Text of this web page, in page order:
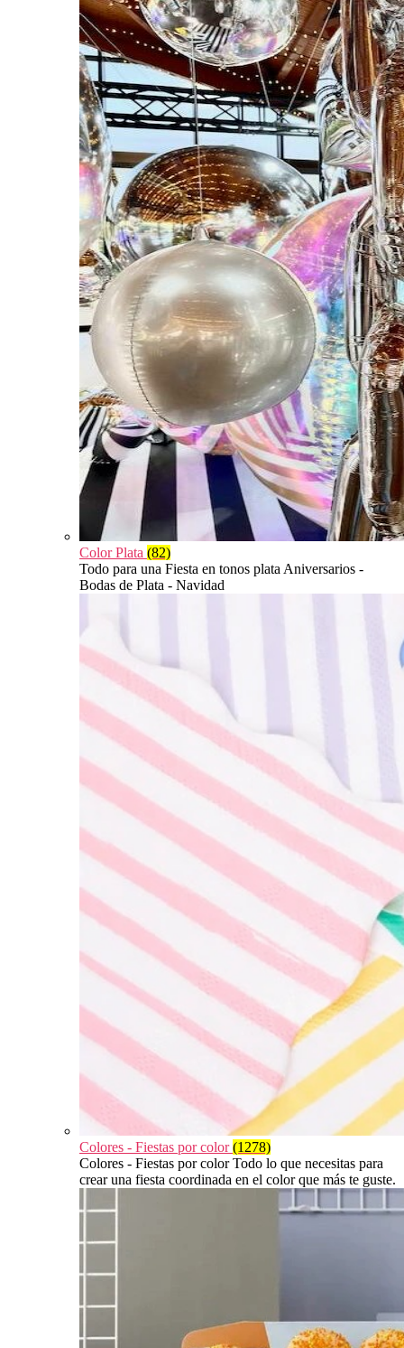
Color Plata (82)
Todo para una Fiesta en tonos plata Aniversarios -
Bodas de Plata - Navidad
Colores - Fiestas por color(1278)
Colores - Fiestas por color Todo lo que necesitas para
crear una fiesta coordinada en el color que más te guste.